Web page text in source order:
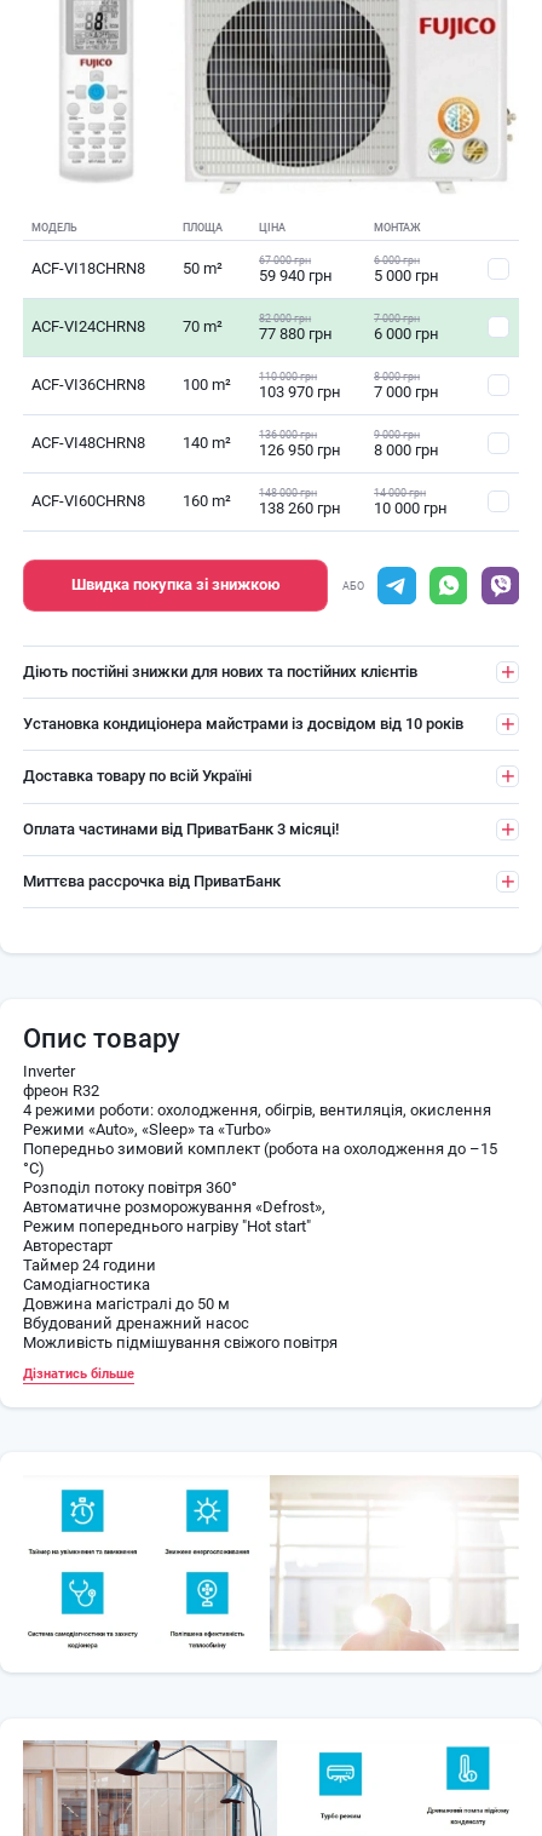
МОДЕЛЬ ПЛОЩА ЦІНА МОНТАЖ
ACF-VI18CHRN8 50 m² 67 000 грн
59 940 грн
6 000 грн
5 000 грн
ACF-VI24CHRN8 70 m² 82 000 грн
77 880 грн
7 000 грн
6 000 грн
ACF-VI36CHRN8 100 m² 110 000 грн
103 970 грн
8 000 грн
7 000 грн
ACF-VI48CHRN8 140 m² 136 000 грн
126 950 грн
9 000 грн
8 000 грн
ACF-VI60CHRN8 160 m² 148 000 грн
138 260 грн
14 000 грн
10 000 грн
Швидка покупка зі знижкою АБО
Діють постійні знижки для нових та постійних клієнтів
Установка кондиціонера майстрами із досвідом від 10 років
Доставка товару по всій Україні
Оплата частинами від ПриватБанк 3 місяці!
Миттєва рассрочка від ПриватБанк
Опис товару
Inverter
фреон R32
4 режими роботи: охолодження, обігрів, вентиляція, окислення
Режими «Auto», «Sleep» та «Turbo»
Попередньо зимовий комплект (робота на охолодження до –15
°C)
Розподіл потоку повітря 360°
Автоматичне розморожування «Defrost»,
Режим попереднього нагріву "Hot start"
Авторестарт
Таймер 24 години
Самодіагностика
Довжина магістралі до 50 м
Вбудований дренажний насос
Можливість підмішування свіжого повітря
Дізнатись більше